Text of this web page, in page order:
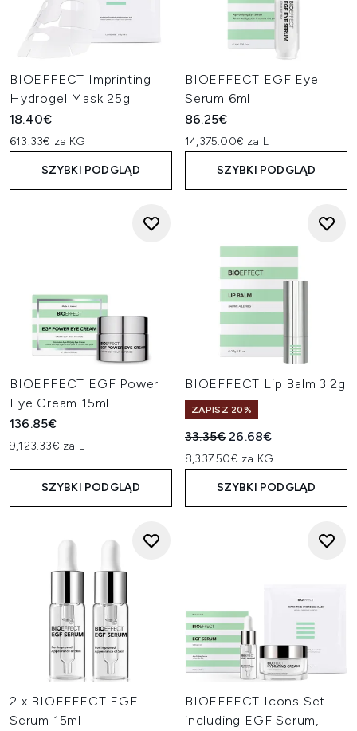
BIOEFFECT Imprinting
Hydrogel Mask 25g
18.40€
613.33€ za KG
SZYBKI PODGLĄD
BIOEFFECT EGF Eye
Serum 6ml
86.25€
14,375.00€ za L
SZYBKI PODGLĄD
BIOEFFECT EGF Power
Eye Cream 15ml
136.85€
9,123.33€ za L
SZYBKI PODGLĄD
BIOEFFECT Lip Balm 3.2g
ZAPISZ 20%
Sugerowana cena
33.35€Aktualna cena:
26.68€
8,337.50€ za KG
SZYBKI PODGLĄD
2 x BIOEFFECT EGF
Serum 15ml
BIOEFFECT Icons Set
including EGF Serum,